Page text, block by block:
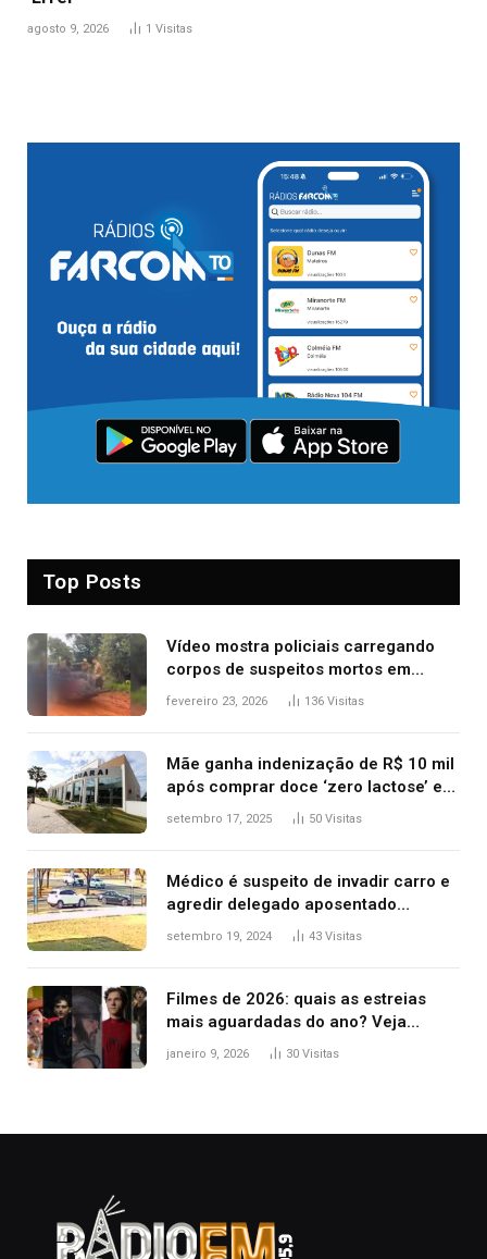
agosto 9, 2026 1 Visitas
Top Posts
Vídeo mostra policiais carregando
corpos de suspeitos mortos em
confronto dentro de caminhonete
fevereiro 23, 2026 136 Visitas
Mãe ganha indenização de R$ 10 mil
após comprar doce ‘zero lactose’ e
filha ter reação alérgica grave
setembro 17, 2025 50 Visitas
Médico é suspeito de invadir carro e
agredir delegado aposentado
durante confusão no trânsito
setembro 19, 2024 43 Visitas
Filmes de 2026: quais as estreias
mais aguardadas do ano? Veja
principais lançamentos do cinema
janeiro 9, 2026 30 Visitas